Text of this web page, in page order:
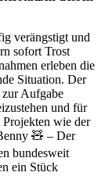
verängstigt und
sofort Trost
erleben die
Situation. Der
zur Aufgabe
und für
wie der
🧸 – Der
bundesweit
ein Stück